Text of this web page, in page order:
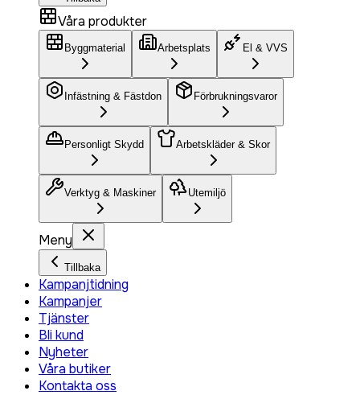
Våra produkter
Byggmaterial Arbetsplats El & VVS
Infästning & Fästdon Förbrukningsvaror
Personligt Skydd Arbetskläder & Skor
Verktyg & Maskiner Utemiljö
Meny
Tillbaka
Kampanjtidning
Kampanjer
Tjänster
Bli kund
Nyheter
Våra butiker
Kontakta oss